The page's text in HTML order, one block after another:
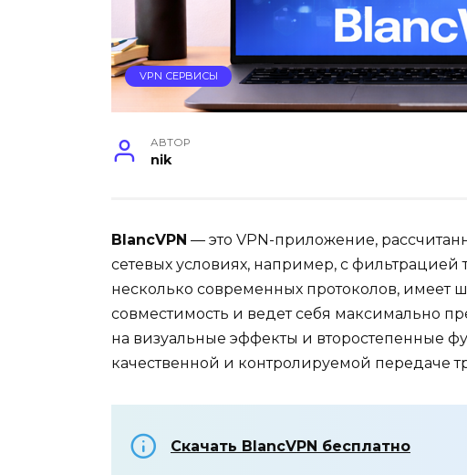
VPN СЕРВИСЫ
АВТОР
nik
BlancVPN — это VPN-приложение,
сетевых условиях, например, с
несколько современных протоколов,
совместимость и ведет себя максимально
на визуальные эффекты и второстепенные
качественной и контролируемой передаче
Скачать BlancVPN бесплатно